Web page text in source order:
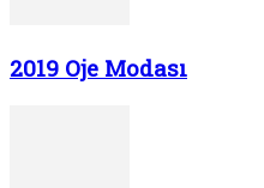
2019 Oje Modası